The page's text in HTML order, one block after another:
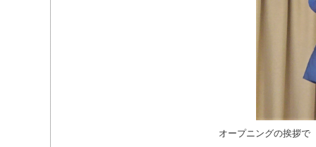
オープニングの挨拶で